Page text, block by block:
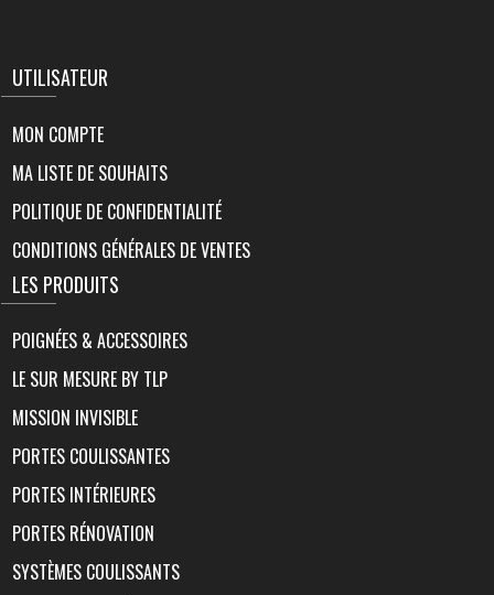
UTILISATEUR
MON COMPTE
MA LISTE DE SOUHAITS
POLITIQUE DE CONFIDENTIALITÉ
CONDITIONS GÉNÉRALES DE VENTES
LES PRODUITS
POIGNÉES & ACCESSOIRES
LE SUR MESURE BY TLP
MISSION INVISIBLE
PORTES COULISSANTES
PORTES INTÉRIEURES
PORTES RÉNOVATION
SYSTÈMES COULISSANTS